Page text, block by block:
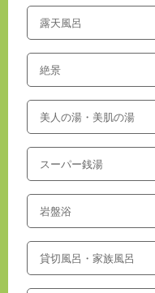
露天風呂
絶景
美人の湯・美肌の湯
スーパー銭湯
岩盤浴
貸切風呂・家族風呂